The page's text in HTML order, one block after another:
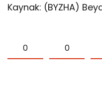
Kaynak: (BYZHA)
0 0